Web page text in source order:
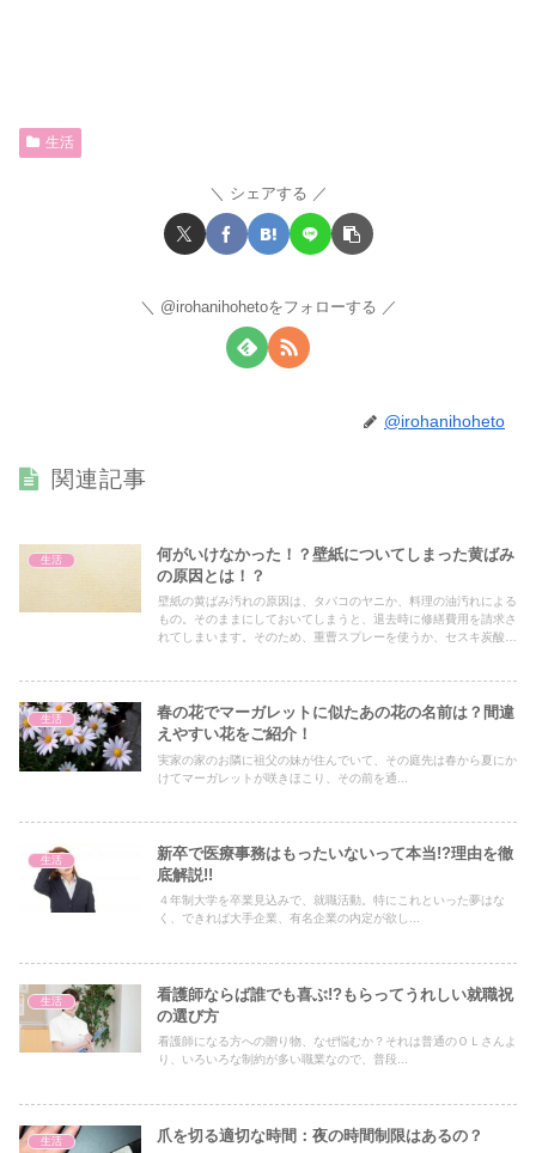
生活
シェアする
@irohanihohetoをフォローする
@irohanihoheto
関連記事
生活
何がいけなかった！？壁紙についてしまった黄ばみ
の原因とは！？
壁紙の黄ばみ汚れの原因は、タバコのヤニか、料理の油汚れによる
もの。そのままにしておいてしまうと、退去時に修繕費用を請求さ
れてしまいます。そのため、重曹スプレーを使うか、セスキ炭酸ソ
生活
春の花でマーガレットに似たあの花の名前は？間違
えやすい花をご紹介！
実家の家のお隣に祖父の妹が住んでいて、その庭先は春から夏にか
けてマーガレットが咲きほこり、その前を通...
生活
新卒で医療事務はもったいないって本当!?理由を徹
底解説!!
４年制大学を卒業見込みで、就職活動。特にこれといった夢はな
く、できれば大手企業、有名企業の内定が欲し...
生活
看護師ならば誰でも喜ぶ!?もらってうれしい就職祝
の選び方
看護師になる方への贈り物、なぜ悩むか？それは普通のＯＬさんよ
り、いろいろな制約が多い職業なので、普段...
生活 爪を切る適切な時間：夜の時間制限はあるの？